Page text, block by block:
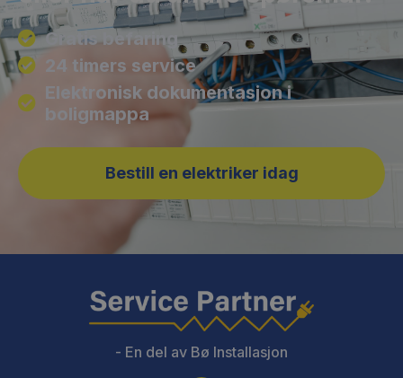
Gratis befaring
24 timers service
Elektronisk dokumentasjon i
boligmappa
Bestill en elektriker idag
- En del av Bø Installasjon